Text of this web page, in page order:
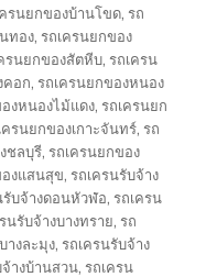
รนยกของบ้านโขด,รถ
ทอง,รถเครนยกของ
รนยกของสัตหีบ,รถเครน
คอก,รถเครนยกของหนอง
งหนองไม้แดง,รถเครนยก
ครนยกของเกาะจันทร์,รถ
ชลบุรี,รถเครนยกของ
งแสนสุข,รถเครนรับจ้าง
รับจ้างดอนหัวฬ่อ,รถเครน
นรับจ้างบางทราย,รถ
างละมุง,รถเครนรับจ้าง
างบ้านสวน,รถเครน